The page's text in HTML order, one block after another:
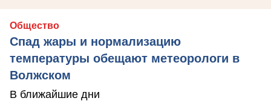
Общество
Спад жары и нормализацию
температуры обещают метеорологи в
Волжском
В ближайшие дни